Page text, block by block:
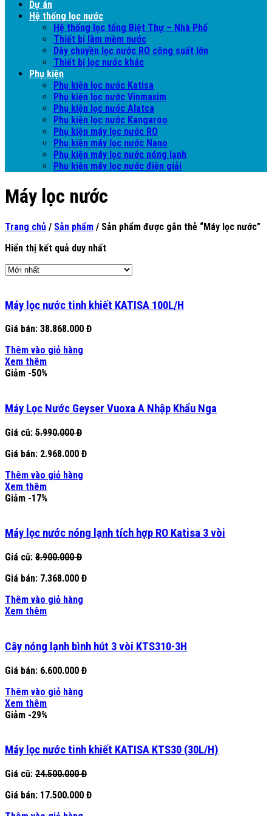
Dự án
Hệ thống lọc nước
Hệ thống lọc tổng Biệt Thự – Nhà Phố
Thiết bị làm mềm nước
Dây chuyền lọc nước RO công suất lớn
Thiết bị lọc nước khác
Phụ kiện
Phụ kiện lọc nước Katisa
Phụ kiện lọc nước Vinmaxim
Phụ kiện lọc nước Alatca
Phụ kiện lọc nước Kangaroo
Phụ kiện máy lọc nước RO
Phụ kiện máy lọc nước Nano
Phụ kiện máy lọc nước nóng lạnh
Phụ kiện máy lọc nước điện giải
Máy lọc nước
Trang chủ / Sản phẩm / Sản phẩm được gắn thẻ “Máy lọc nước”
Hiển thị kết quả duy nhất
Máy lọc nước tinh khiết KATISA 100L/H
Giá bán: 38.868.000 Đ
Thêm vào giỏ hàng
Xem thêm
Giảm -50%
Máy Lọc Nước Geyser Vuoxa A Nhập Khẩu Nga
Giá cũ: 5.990.000 Đ
Giá bán: 2.968.000 Đ
Thêm vào giỏ hàng
Xem thêm
Giảm -17%
Máy lọc nước nóng lạnh tích hợp RO Katisa 3 vòi
Giá cũ: 8.900.000 Đ
Giá bán: 7.368.000 Đ
Thêm vào giỏ hàng
Xem thêm
Cây nóng lạnh bình hút 3 vòi KTS310-3H
Giá bán: 6.600.000 Đ
Thêm vào giỏ hàng
Xem thêm
Giảm -29%
Máy lọc nước tinh khiết KATISA KTS30 (30L/H)
Giá cũ: 24.500.000 Đ
Giá bán: 17.500.000 Đ